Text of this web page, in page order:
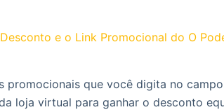
e o Link Promocional do O
promocionais que você digita no campo
loja virtual para ganhar o desconto